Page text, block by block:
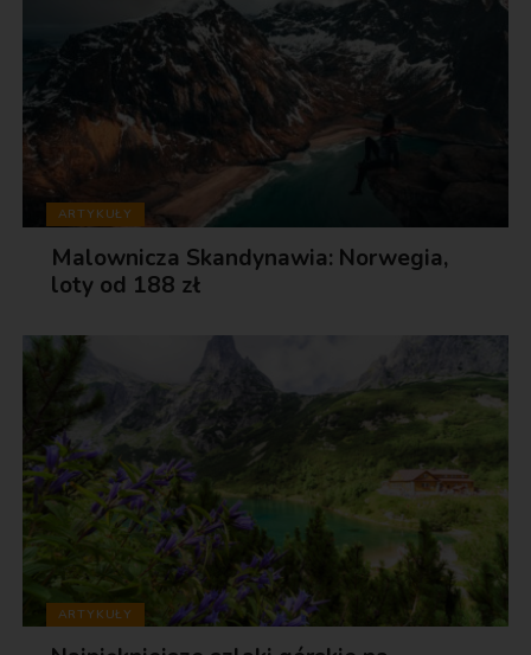
ARTYKUŁY
Malownicza Skandynawia: Norwegia,
loty od 188 zł
ARTYKUŁY